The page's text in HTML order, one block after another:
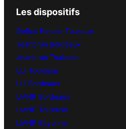
Les dispositifs
Déficit Foncier Toulouse
Jeanbrun Bordeaux
Jeanbrun Toulouse
LLI Toulouse
LLI Bordeaux
LMNP Bordeaux
LMNP Toulouse
LMNP Bayonne